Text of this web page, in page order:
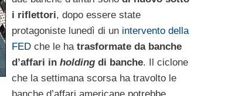
i riflettori, dopo essere state
protagoniste lunedì di un intervento della
FEDche le hatrasformate da banche
d’affari in holdingdi banche. Il ciclone
che la settimana scorsa ha travolto le
banche d’affari americane potrebbe